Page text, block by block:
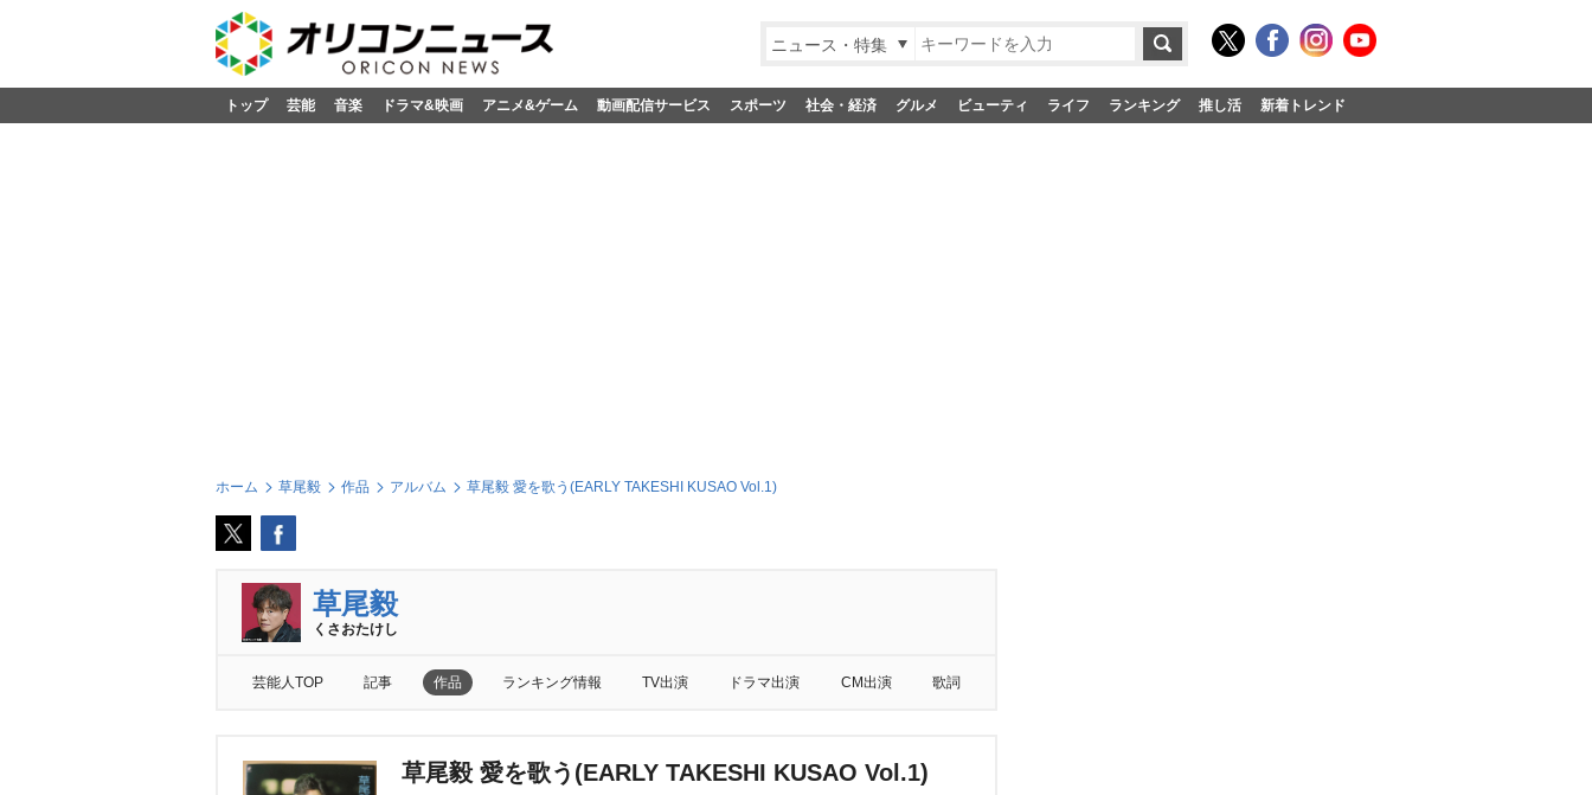
ニュース・特集
トップ 芸能 音楽 ドラマ&映画 アニメ&ゲーム 動画配信サービス スポーツ 社会・経済 グルメ ビューティ ライフ ランキング 推し活 新着トレンド
ホーム 草尾毅 作品 アルバム 草尾毅 愛を歌う(EARLY TAKESHI KUSAO Vol.1)
草尾毅
くさおたけし
芸能人TOP 記事 作品 ランキング情報 TV出演 ドラマ出演 CM出演 歌詞
草尾毅 愛を歌う(EARLY TAKESHI KUSAO Vol.1)